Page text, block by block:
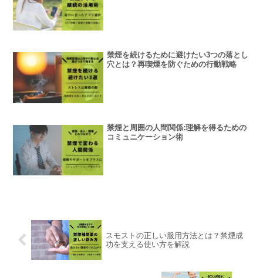
禁煙を続けるために避けたい3つの落とし
穴とは？再喫煙を防ぐための行動戦略
禁煙と周囲の人間関係:理解を得るための
コミュニケーション術
スモストの正しい服用方法とは？禁煙成
功を支える使い方を解説